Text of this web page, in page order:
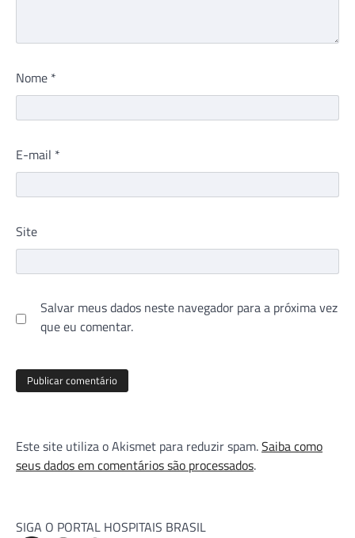
Nome *
E-mail *
Site
Salvar meus dados neste navegador para a próxima vez
que eu comentar.
Este site utiliza o Akismet para reduzir spam.Saiba como
seus dados em comentários são processados.
SIGA O PORTAL HOSPITAIS BRASIL